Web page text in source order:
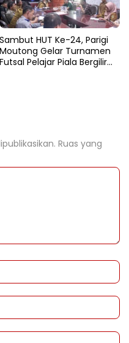
Sambut HUT Ke-24, Parigi
Moutong Gelar Turnamen
Futsal Pelajar Piala Bergilir
Ruas yang